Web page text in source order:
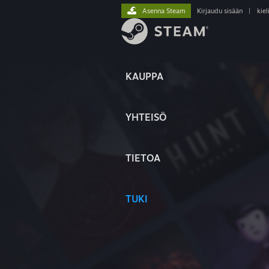
KAUPPA
YHTEISÖ
TIETOA
TUKI
Asenna Steam Kirjaudu sisään kieli